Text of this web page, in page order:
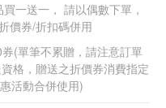
一送一， 請以偶數下單，
價券/折扣碼併用
(單筆不累贈，請注意訂單
格，贈送之折價券消費指定
活動合併使用)